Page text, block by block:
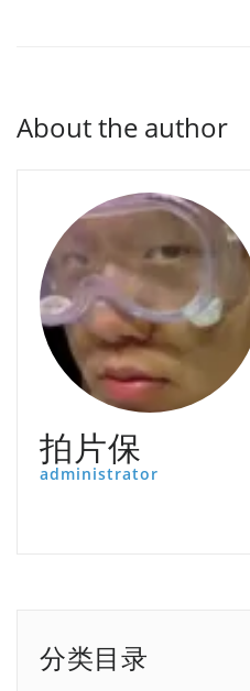
About the author
拍片保
administrator
分类目录